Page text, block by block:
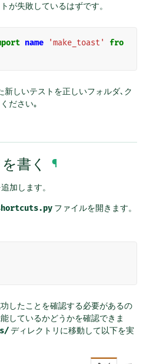
が失敗しているはずです。
name 'make_toast'
fro
新しいテストを正しいフォルダ､ク
ださい｡
書く ¶
加します。
ファイルを開きます。
したことを確認する必要があるの
しているかどうかを確認できま
ディレクトリに移動して以下を実